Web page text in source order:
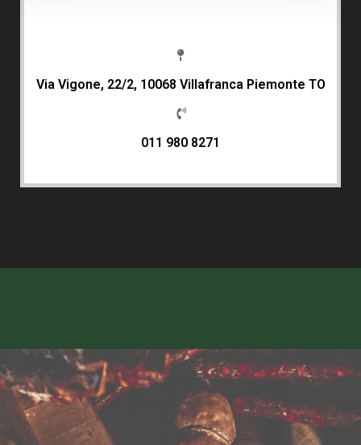
Via Vigone, 22/2, 10068 Villafranca Piemonte TO
011 980 8271